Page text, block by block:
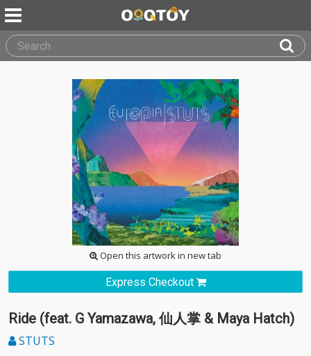
Open this artwork in new tab
Express Checkout
Ride (feat. G Yamazawa, 仙人掌 & Maya Hatch)
STUTS